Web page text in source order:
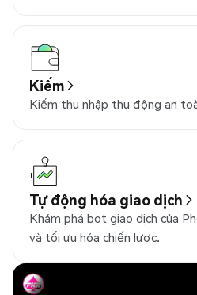
Kiếm
Kiếm thu nhập thụ động an
Tự động hóa giao dịch
Khám phá bot giao dịch của
và tối ưu hóa chiến lược.